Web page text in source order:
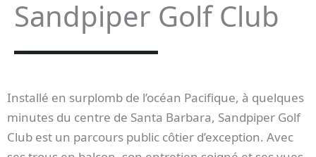
Sandpiper Golf Club
Installé en surplomb de l’océan Pacifique, à quelques
minutes du centre de Santa Barbara, Sandpiper Golf
Club est un parcours public côtier d’exception. Avec